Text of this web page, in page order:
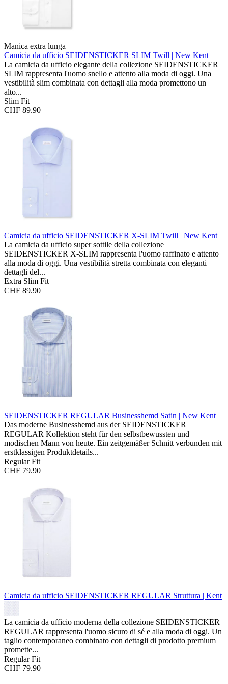
Manica extra lunga
Camicia da ufficio SEIDENSTICKER SLIM Twill | New Kent
La camicia da ufficio elegante della collezione SEIDENSTICKER
SLIM rappresenta l'uomo snello e attento alla moda di oggi. Una
vestibilità slim combinata con dettagli alla moda promettono un
alto...
Slim Fit
CHF 89.90
Camicia da ufficio SEIDENSTICKER X-SLIM Twill | New Kent
La camicia da ufficio super sottile della collezione
SEIDENSTICKER X-SLIM rappresenta l'uomo raffinato e attento
alla moda di oggi. Una vestibilità stretta combinata con eleganti
dettagli del...
Extra Slim Fit
CHF 89.90
SEIDENSTICKER REGULAR Businesshemd Satin | New Kent
Das moderne Businesshemd aus der SEIDENSTICKER
REGULAR Kollektion steht für den selbstbewussten und
modischen Mann von heute. Ein zeitgemäßer Schnitt verbunden mit
erstklassigen Produktdetails...
Regular Fit
CHF 79.90
Camicia da ufficio SEIDENSTICKER REGULAR Struttura | Kent
La camicia da ufficio moderna della collezione SEIDENSTICKER
REGULAR rappresenta l'uomo sicuro di sé e alla moda di oggi. Un
taglio contemporaneo combinato con dettagli di prodotto premium
promette...
Regular Fit
CHF 79.90